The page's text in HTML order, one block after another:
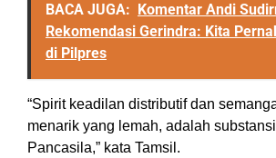
BACA JUGA: Komentar Andi
Rekomendasi Gerindra: Kita
di Pilpres
“Spirit keadilan distributif dan
menarik yang lemah, adalah
Pancasila,” kata Tamsil.